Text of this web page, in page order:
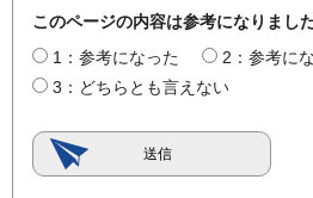
このページの内容は参考になりまし
1：参考になった
2：参考に
3：どちらとも言えない